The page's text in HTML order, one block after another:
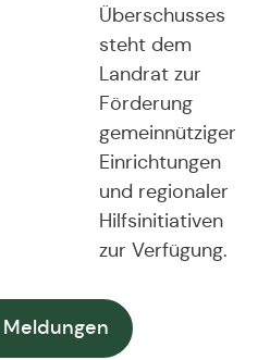
Überschusses
steht dem
Landrat zur
Förderung
gemeinnütziger
Einrichtungen
und regionaler
Hilfsinitiativen
zur Verfügung.